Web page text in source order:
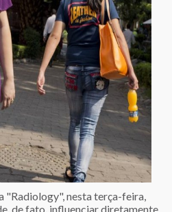
"Radiology", nesta terça-feira,
de fato, influenciar diretamente